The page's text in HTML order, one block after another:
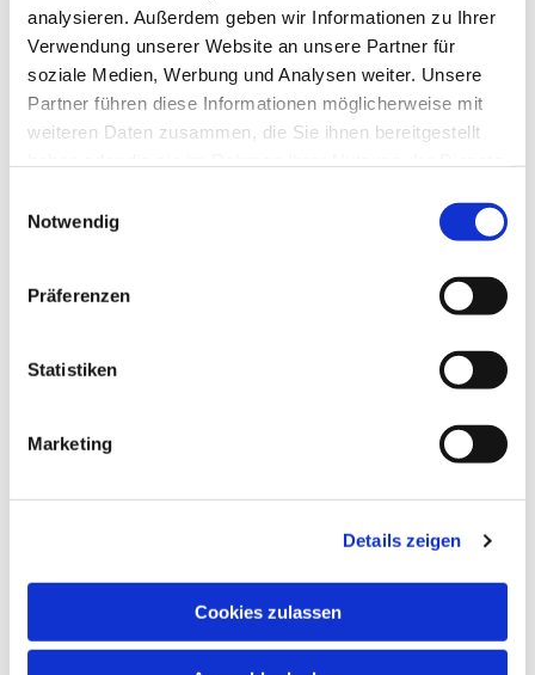
analysieren. Außerdem geben wir Informationen zu Ihrer
Verwendung unserer Website an unsere Partner für
soziale Medien, Werbung und Analysen weiter. Unsere
Partner führen diese Informationen möglicherweise mit
weiteren Daten zusammen, die Sie ihnen bereitgestellt
Notwendig
Präferenzen
Statistiken
Marketing
Details zeigen
Cookies zulassen